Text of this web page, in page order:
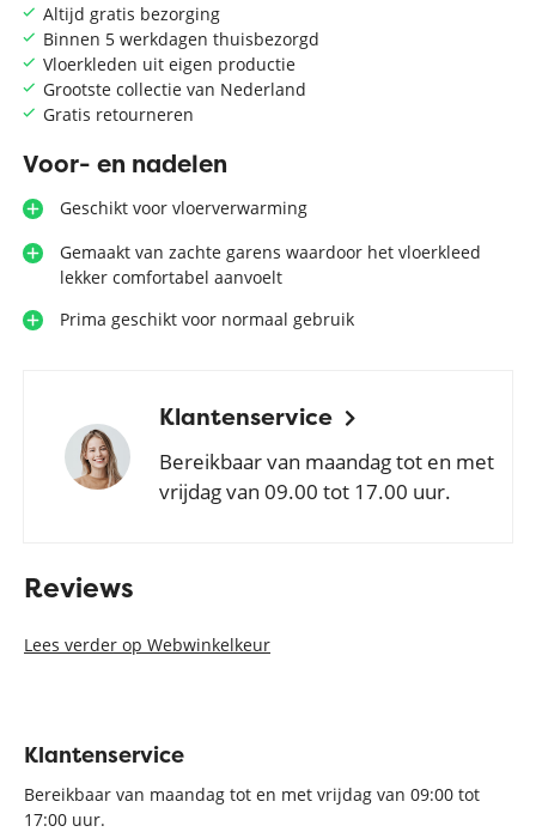
Altijd gratis bezorging
Binnen 5 werkdagen thuisbezorgd
Vloerkleden uit eigen productie
Grootste collectie van Nederland
Gratis retourneren
Voor- en nadelen
Geschikt voor vloerverwarming
Gemaakt van zachte garens waardoor het vloerkleed
lekker comfortabel aanvoelt
Prima geschikt voor normaal gebruik
Klantenservice
Bereikbaar van maandag tot en met
vrijdag van 09.00 tot 17.00 uur.
Reviews
Lees verder op Webwinkelkeur
Klantenservice
Bereikbaar van maandag tot en met vrijdag van 09:00 tot
17:00 uur.